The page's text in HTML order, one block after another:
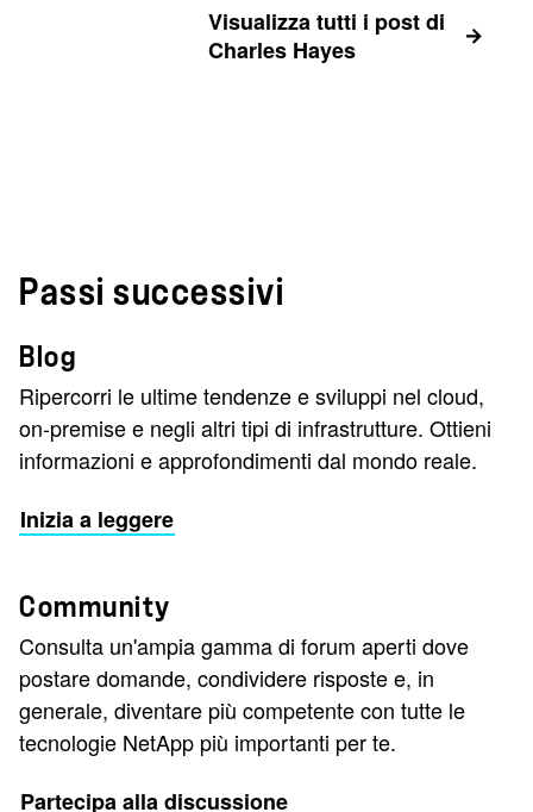
Visualizza tutti i post di
Charles Hayes
Passi successivi
Blog
Ripercorri le ultime tendenze e sviluppi nel cloud,
on-premise e negli altri tipi di infrastrutture. Ottieni
informazioni e approfondimenti dal mondo reale.
Inizia a leggere
Community
Consulta un'ampia gamma di forum aperti dove
postare domande, condividere risposte e, in
generale, diventare più competente con tutte le
tecnologie NetApp più importanti per te.
Partecipa alla discussione